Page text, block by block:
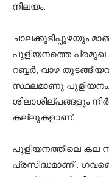
നിലയം.
ചാലക്കുടിപ്പുഴയും
പുളിയനത്തെ
റബ്ബർ, വാഴ
സ്ഥലമാണു
ശിലാശില്പങ്ങളും
കല്ലുകളാണ്.
പുളിയനത്തിലെ കല
പ്രസിദ്ധമാണ് .